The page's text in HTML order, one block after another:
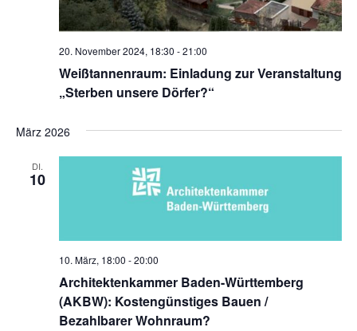
Weißtannenraum: Einladung zur Veranstaltung
„Sterben unsere Dörfer?“
20. November 2024, 18:30 -21:00
März 2026
DI.
10
Architektenkammer Baden-Württemberg
(AKBW): Kostengünstiges Bauen /
Bezahlbarer Wohnraum?
10. März, 18:00 -20:00